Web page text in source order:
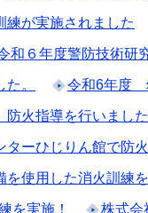
練が実施されました
和６年度警防技術研
。 令和6年度
防火指導を行いました
ーひじりん館で防
使用した消火訓練を
を実施！ 株式会